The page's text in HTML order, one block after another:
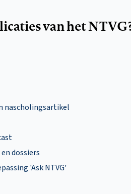
van het
nascholingsartikel
dossiers
'Ask NTVG'